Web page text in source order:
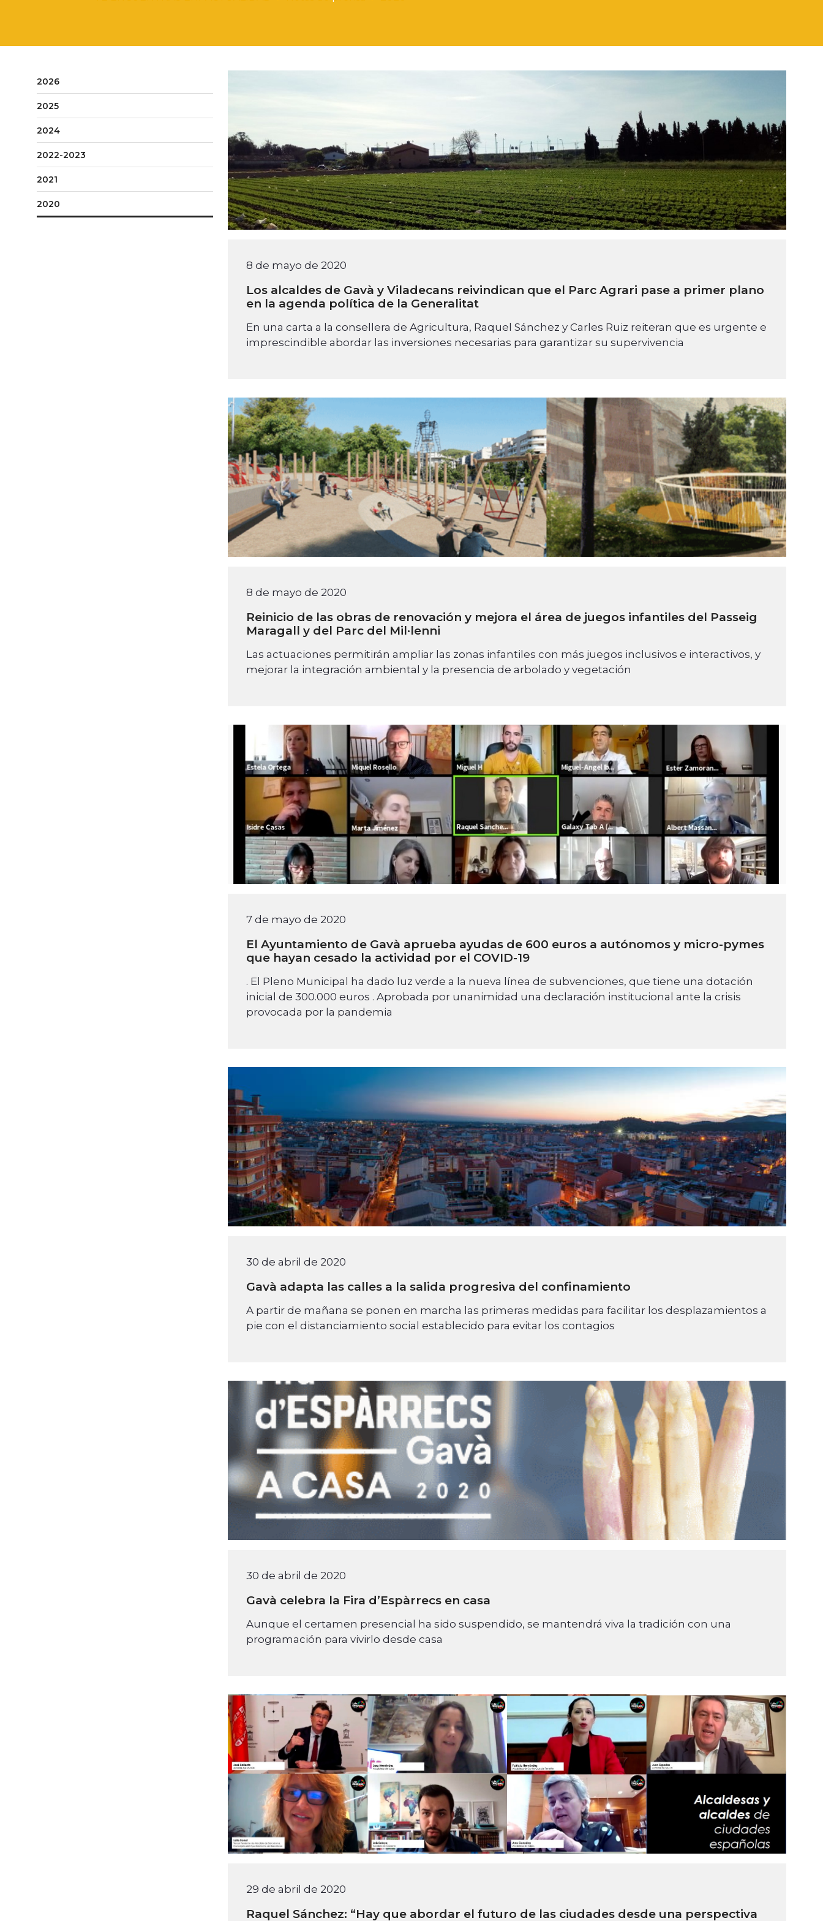
2026
2025
2024
2022-2023
2021
2020
8 de mayo de 2020
Los alcaldes de Gavà y Viladecans reivindican que el Parc Agrari pase a primer plano
en la agenda política de la Generalitat
En una carta a la consellera de Agricultura, Raquel Sánchez y Carles Ruiz reiteran que es urgente e
imprescindible abordar las inversiones necesarias para garantizar su supervivencia
8 de mayo de 2020
Reinicio de las obras de renovación y mejora el área de juegos infantiles del Passeig
Maragall y del Parc del Mil·lenni
Las actuaciones permitirán ampliar las zonas infantiles con más juegos inclusivos e interactivos, y
mejorar la integración ambiental y la presencia de arbolado y vegetación
7 de mayo de 2020
El Ayuntamiento de Gavà aprueba ayudas de 600 euros a autónomos y micro-pymes
que hayan cesado la actividad por el COVID-19
. El Pleno Municipal ha dado luz verde a la nueva línea de subvenciones, que tiene una dotación
inicial de 300.000 euros . Aprobada por unanimidad una declaración institucional ante la crisis
provocada por la pandemia
30 de abril de 2020
Gavà adapta las calles a la salida progresiva del confinamiento
A partir de mañana se ponen en marcha las primeras medidas para facilitar los desplazamientos a
pie con el distanciamiento social establecido para evitar los contagios
30 de abril de 2020
Gavà celebra la Fira d’Espàrrecs en casa
Aunque el certamen presencial ha sido suspendido, se mantendrá viva la tradición con una
programación para vivirlo desde casa
29 de abril de 2020
Raquel Sánchez: “Hay que abordar el futuro de las ciudades desde una perspectiva